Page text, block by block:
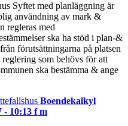
Syftet med planläggning är
användning av mark &
regleras med
ska ha stöd i plan-&
förutsättningarna på platsen
som behövs för att
ska bestämma & ange
Boendekalkyl
- 10:13 f m